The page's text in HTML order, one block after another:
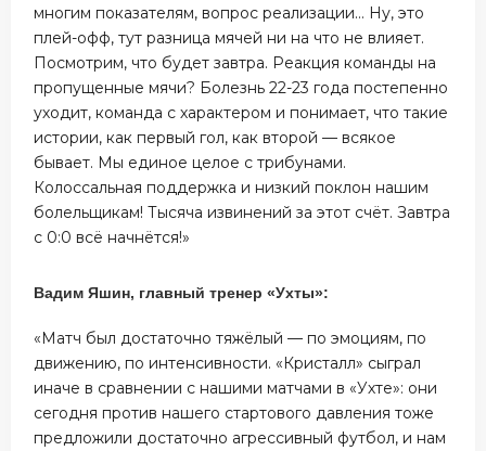
многим показателям, вопрос реализации… Ну, это
плей-офф, тут разница мячей ни на что не влияет.
Посмотрим, что будет завтра. Реакция команды на
пропущенные мячи? Болезнь 22-23 года постепенно
уходит, команда с характером и понимает, что такие
истории, как первый гол, как второй — всякое
бывает. Мы единое целое с трибунами.
Колоссальная поддержка и низкий поклон нашим
болельщикам! Тысяча извинений за этот счёт. Завтра
с 0:0 всё начнётся!»
Вадим Яшин, главный тренер «Ухты»:
«Матч был достаточно тяжёлый — по эмоциям, по
движению, по интенсивности. «Кристалл» сыграл
иначе в сравнении с нашими матчами в «Ухте»: они
сегодня против нашего стартового давления тоже
предложили достаточно агрессивный футбол, и нам